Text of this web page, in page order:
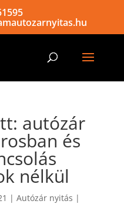
autózár
és
nélkül
| Autózár nyitás |